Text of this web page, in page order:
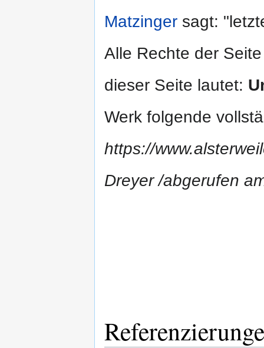
Matzinger sagt:
Alle Rechte der
dieser Seite lautet:
Werk folgende
https://
Dreyer /abgerufen